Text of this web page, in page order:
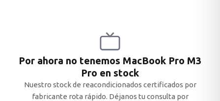
Por ahora no tenemos MacBook Pro M3
Pro en stock
Nuestro stock de reacondicionados certificados por
fabricante rota rápido. Déjanos tu consulta por